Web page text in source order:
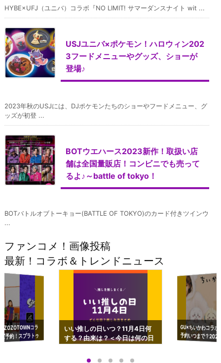
HYBE×UFJ（ユニバ）コラボ『NO LIMIT! サマーダンスナイト wit ...
USJユニバ×ポケモン！ハロウィン202
3フードメニューやグッズ、ショーが
登場♪
2023年秋のUSJには、DJポケモンたちのショーやフードメニュー、グ
ッズが初登 ...
BOTウエハース2023新作！取扱い店
舗は全国量販店！コンビニでも売って
るよ♪～battle of tokyo！
BOTバトルオブトーキョー(BATTLE OF TOKYO)のカード付きツインウ
...
ファンコメ！画像投稿
最新！コラボ＆トレンドニュース
コラ
予約！スプラトゥ
ップも渋谷Hz
いい推しの日いつ？11月4日何
する？由来は？＜今日は何の日
＞
GU×ちいかわコラ
予約いつまで？
ーチやショルダー